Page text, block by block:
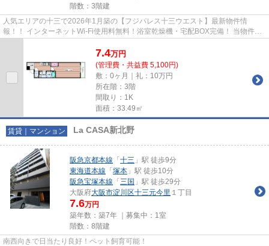
階数：3階建
人気エリアの十三で2026年1月築の【フジパレス十三ウエスト】最新物件情
報！！ インターネットWi-Fi使用料無料！浴室乾燥機・宅配BOX完備！ 当物件の
7.4万円
(管理費・共益費 5,100円)
敷：0ヶ月｜礼：10万円
所在階：3階
間取り：1K
面積：33.49㎡
賃貸｜マンション La CASA新北野
阪急京都本線 「 十三 」駅 徒歩9分
東海道本線 「 塚本 」駅 徒歩10分
阪急宝塚本線 「 三国 」駅 徒歩29分
大阪府大阪市淀川区十三元今里 １丁目
7.6万円
築年数：築7年 ｜募集中： 1室
階数：8階建
南西向きで日当たり良好！ペット飼育可能！